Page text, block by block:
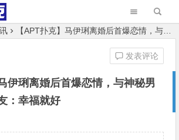
【APT扑克】马伊琍离婚后首爆恋情，与神秘男上演摸脸杀网友：幸福就好
伊琍离婚后首爆恋情，与神秘男
：幸福就好
发表评论